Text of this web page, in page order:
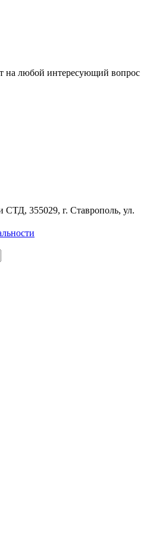
на любой интересующий вопрос
СТД, 355029, г. Ставрополь, ул.